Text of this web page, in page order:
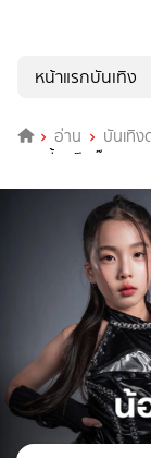
หน้าแรกบันเทิง
อ่าน บันเทิง
ลูก “บี้ – กุ๊บกิ๊บ” สว